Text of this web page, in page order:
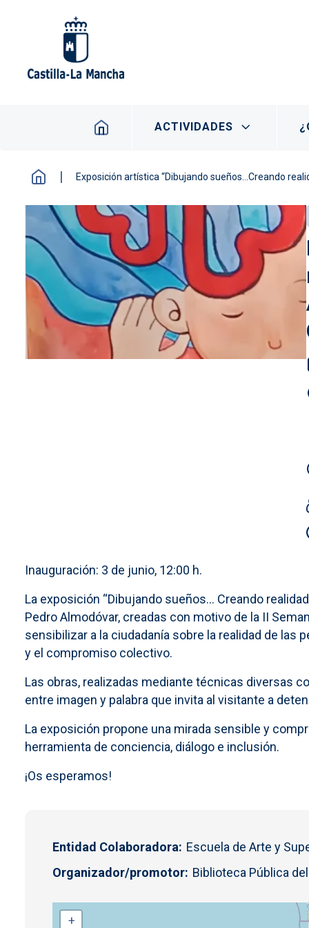
Navegación principal
ACTIVIDADES
Exposición artística “Dibujando sueños…Creando
Inauguración: 3 de junio, 12:00 h.
La exposición “Dibujando sueños… Creando
Pedro Almodóvar, creadas con motivo de la II
sensibilizar a la ciudadanía sobre la realidad de las
y el compromiso colectivo.
Las obras, realizadas mediante técnicas diversas
entre imagen y palabra que invita al visitante a
La exposición propone una mirada sensible y
herramienta de conciencia, diálogo e inclusión.
¡Os esperamos!
Entidad Colaboradora
Escuela de Arte y
Organizador/promotor Biblioteca Pública
+